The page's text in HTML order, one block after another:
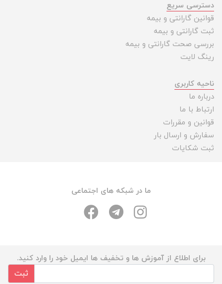
دسترسی سریع
قوانین گارانتی و بیمه
ثبت گارانتی و بیمه
بررسی صحت گارانتی و بیمه
رینگ لایت
ناحیه کاربری
درباره ما
ارتباط با ما
قوانین و مقررات
سفارش و ارسال بار
ثبت شکایات
ما در شبکه های اجتماعی
برای اطلاع از آموزش ها و تخفیف ها ایمیل خود را وارد کنید.
ثبت